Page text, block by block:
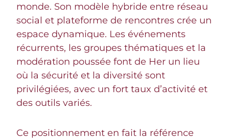
monde. Son modèle hybride entre réseau
social et plateforme de rencontres crée un
espace dynamique. Les événements
récurrents, les groupes thématiques et la
modération poussée font de Her un lieu
où la sécurité et la diversité sont
privilégiées, avec un fort taux d’activité et
des outils variés.
Ce positionnement en fait la référence